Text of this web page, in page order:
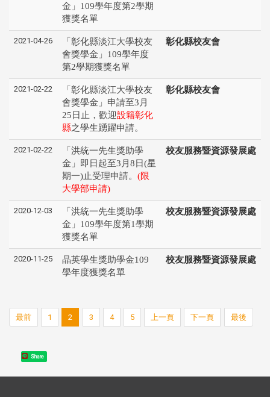
金」109學年度第2學期
獲獎名單
2021-04-26
「彰化縣淡江大學校友
會獎學金」109學年度
第2學期獲獎名單
彰化縣校友會
2021-02-22
「彰化縣淡江大學校友
會獎學金」申請至3月
25日止，歡迎設籍彰化
縣之學生踴躍申請。
彰化縣校友會
2021-02-22
「洪統一先生獎助學
金」即日起至3月8日(星
期一)止受理申請。 (限
大學部申請)
校友服務暨資源發展處
2020-12-03
「洪統一先生獎助學
金」109學年度第1學期
獲獎名單
校友服務暨資源發展處
2020-11-25
晶英學生獎助學金109
學年度獲獎名單
校友服務暨資源發展處
最前 1 2 3 4 5 上一頁 下一頁 最後
Share